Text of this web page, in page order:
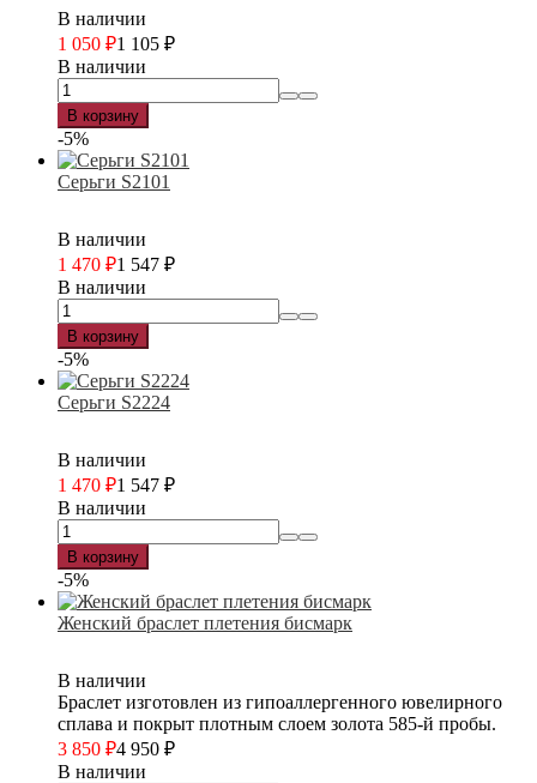
В наличии
1 050 ₽1 105 ₽
В наличии
В корзину
-5%
Серьги S2101
В наличии
1 470 ₽1 547 ₽
В наличии
В корзину
-5%
Серьги S2224
В наличии
1 470 ₽1 547 ₽
В наличии
В корзину
-5%
Женский браслет плетения бисмарк
В наличии
Браслет изготовлен из гипоаллергенного ювелирного
сплава и покрыт плотным слоем золота 585-й пробы.
3 850 ₽4 950 ₽
В наличии